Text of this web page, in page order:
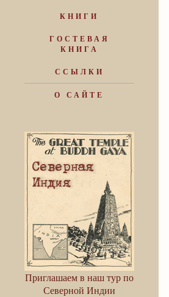
КНИГИ
ГОСТЕВАЯ
КНИГА
ССЫЛКИ
О САЙТЕ
Приглашаем в наш тур по
Северной Индии